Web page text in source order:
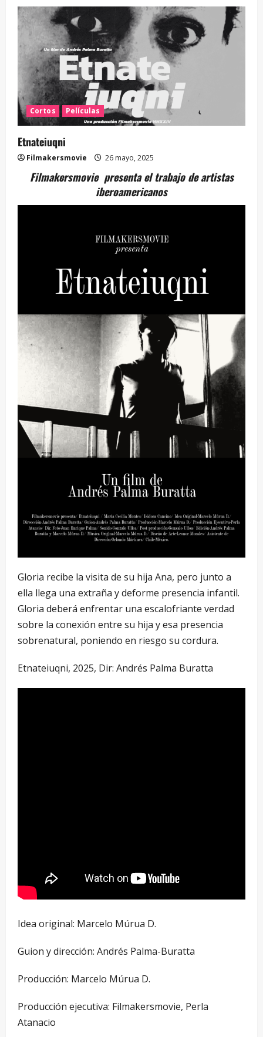
Cortos Películas
Etnateiuqni
Filmakersmovie 26 mayo, 2025
Filmakersmovie presenta el trabajo de artistas
iberoamericanos
Gloria recibe la visita de su hija Ana, pero junto a
ella llega una extraña y deforme presencia infantil.
Gloria deberá enfrentar una escalofriante verdad
sobre la conexión entre su hija y esa presencia
sobrenatural, poniendo en riesgo su cordura.
Etnateiuqni, 2025, Dir: Andrés Palma Buratta
Idea original: Marcelo Múrua D.
Guion y dirección: Andrés Palma-Buratta
Producción: Marcelo Múrua D.
Producción ejecutiva: Filmakersmovie, Perla
Atanacio